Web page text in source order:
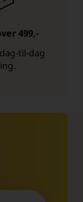
499,-
til-dag